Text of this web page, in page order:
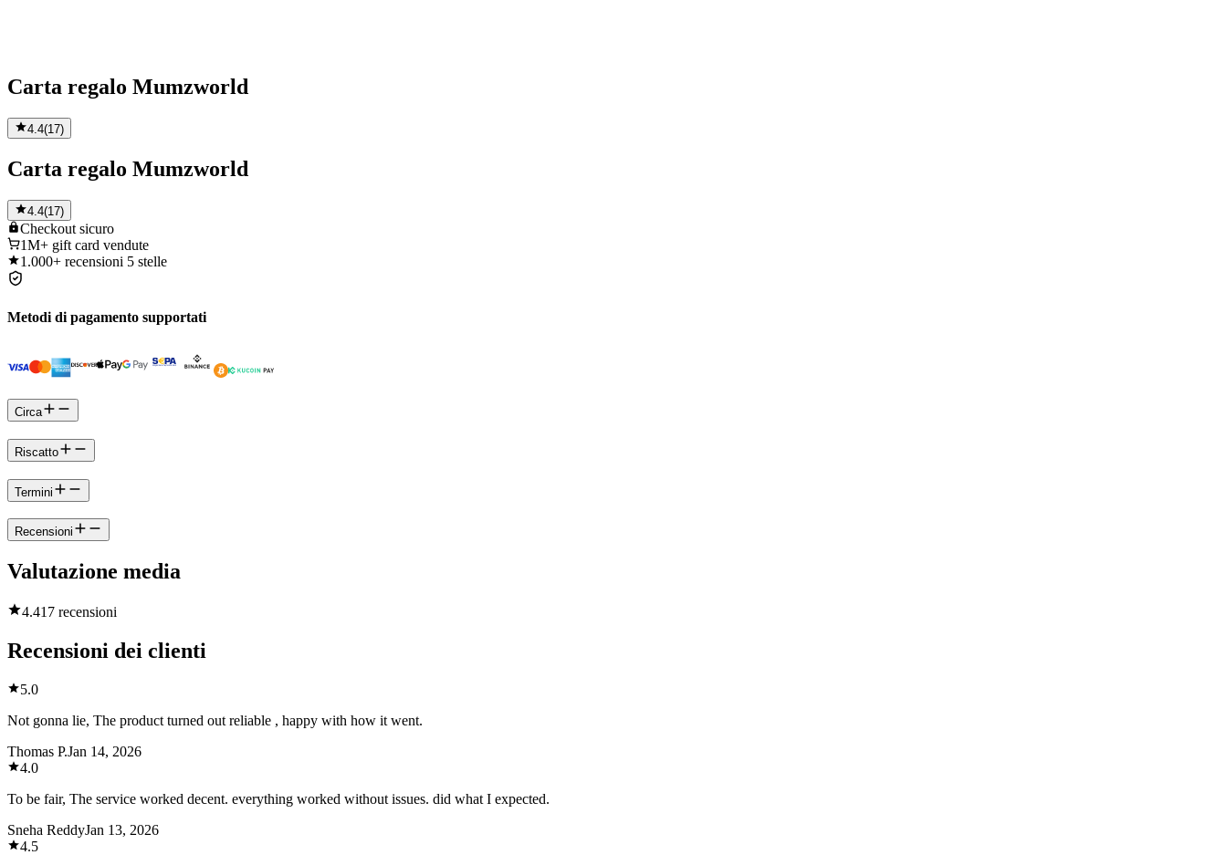
Carta regalo Mumzworld
4.4(17)
Carta regalo Mumzworld
4.4(17)
Checkout sicuro
1M+ gift card vendute
1.000+ recensioni 5 stelle
Metodi di pagamento supportati
Circa
Riscatto
Termini
Recensioni
Valutazione media
4.417 recensioni
Recensioni dei clienti
5.0
Not gonna lie, The product turned out reliable , happy with how it went.
Thomas P.Jan 14, 2026
4.0
To be fair, The service worked decent. everything worked without issues. did what I expected.
Sneha ReddyJan 13, 2026
4.5